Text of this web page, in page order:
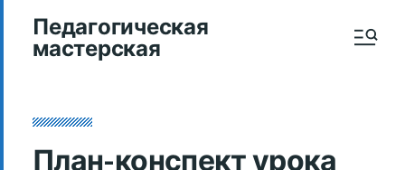
Педагогическая
мастерская
План-конспект урока